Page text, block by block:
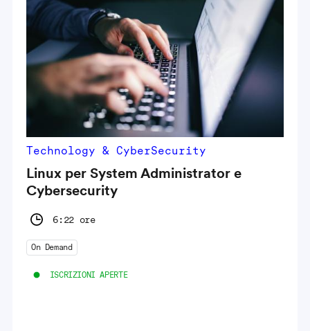
Technology & CyberSecurity
Linux per System Administrator e
Cybersecurity
6:22 ore
On Demand
ISCRIZIONI APERTE